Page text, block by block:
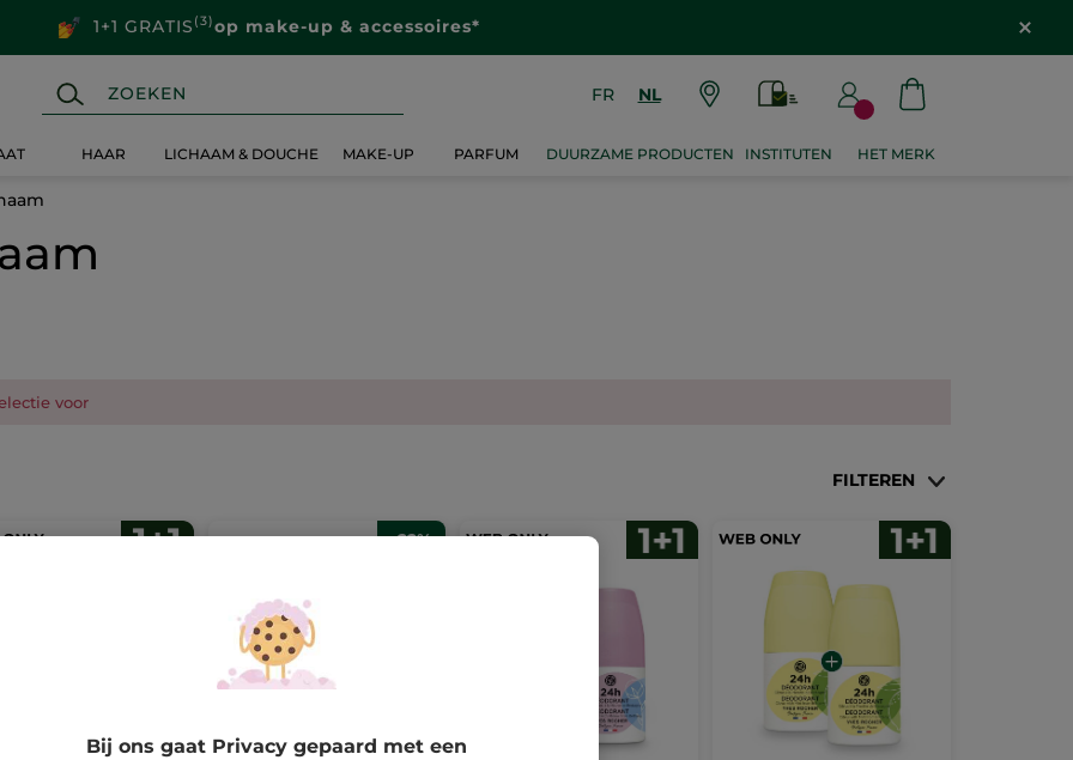
1+1 GRATIS (3)op make-up & accessoires*
FR NL
HAAR LICHAAM & DOUCHE MAKE-UP PARFUM DUURZAME PRODUCTEN INSTITUTEN HET MERK
voor
FILTEREN
-22%
Bij ons gaat Privacy gepaard met een